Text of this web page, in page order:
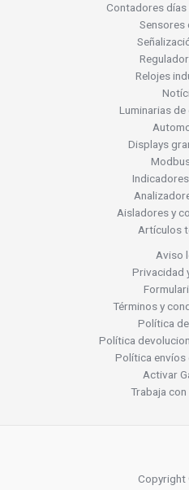
Contadores
Sensores
Relojes
Luminarias de
Displays
Aisladores y
Artículos
Aviso
Privacidad
Términos y
Política
Política
Política envíos
Activar
Trabaja